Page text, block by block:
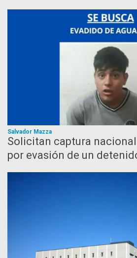
Salvador Mazza
Solicitan captura
por evasión de un